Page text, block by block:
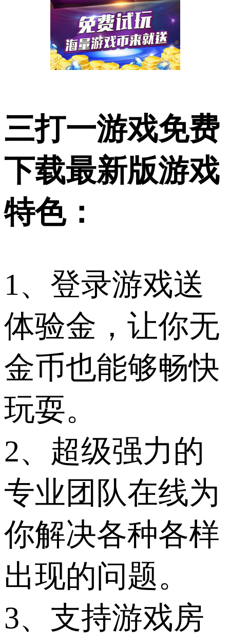
三打一游戏免费
下载最新版游戏
特色：
1、登录游戏送
体验金，让你无
金币也能够畅快
玩耍。
2、超级强力的
专业团队在线为
你解决各种各样
出现的问题。
3、支持游戏房